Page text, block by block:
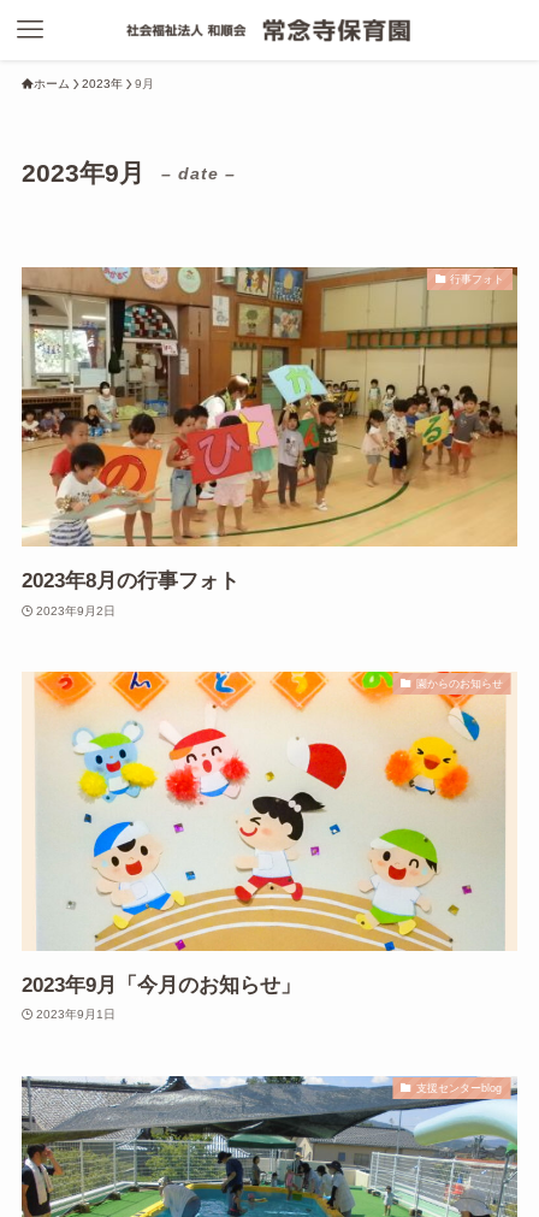
ホーム 2023年 9月
2023年9月 – date –
行事フォト
2023年8月の行事フォト
2023年9月2日
園からのお知らせ
2023年9月「今月のお知らせ」
2023年9月1日
支援センターblog